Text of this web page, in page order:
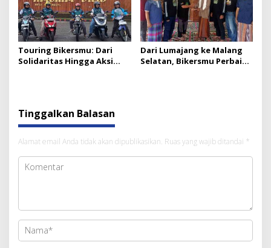
Touring Bikersmu: Dari
Solidaritas Hingga Aksi
Dari Lumajang ke Malang
Selatan, Bikersmu Perbaiki
Tinggalkan Balasan
Alamat email Anda tidak akan dipublikasikan. Ruas yang wajib ditandai *